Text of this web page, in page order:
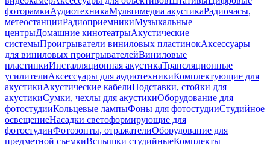
фоторамкиАудиотехникаМультимедиа акустикаРадиочасы,
метеостанцииРадиоприемникиМузыкальные
центрыДомашние кинотеатрыАкустические
системыПроигрыватели виниловых пластинокАксессуары
для виниловых проигрывателейВиниловые
пластинкиИнсталляционная акустикаТрансляционные
усилителиАксессуары для аудиотехникиКомплектующие для
акустикиАкустические кабелиПодставки, стойки для
акустикиСумки, чехлы для акустикиОборудование для
фотостудииКольцевые лампыФоны для фотостудииСтудийное
освещениеНасадки светоформирующие для
фотостудииФотозонты, отражателиОборудование для
предметной съемкиВспышки студийныеКомплекты